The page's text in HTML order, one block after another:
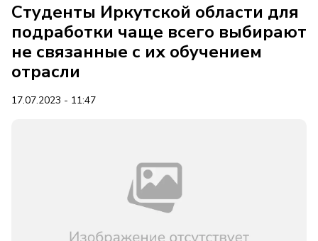
Студенты Иркутской области для
подработки чаще всего выбирают
не связанные с их обучением
отрасли
17.07.2023 - 11:47